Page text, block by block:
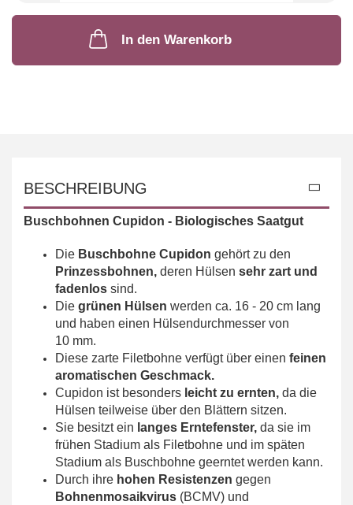
In den Warenkorb
BESCHREIBUNG
Buschbohnen Cupidon - Biologisches Saatgut
Die Buschbohne Cupidon gehört zu den
Prinzessbohnen, deren Hülsen sehr zart und
fadenlos sind.
Die grünen Hülsen werden ca. 16 - 20 cm lang
und haben einen Hülsendurchmesser von
10 mm.
Diese zarte Filetbohne verfügt über einen feinen
aromatischen Geschmack.
Cupidon ist besonders leicht zu ernten, da die
Hülsen teilweise über den Blättern sitzen.
Sie besitzt ein langes Erntefenster, da sie im
frühen Stadium als Filetbohne und im späten
Stadium als Buschbohne geerntet werden kann.
Durch ihre hohen Resistenzen gegen
Bohnenmosaikvirus (BCMV) und